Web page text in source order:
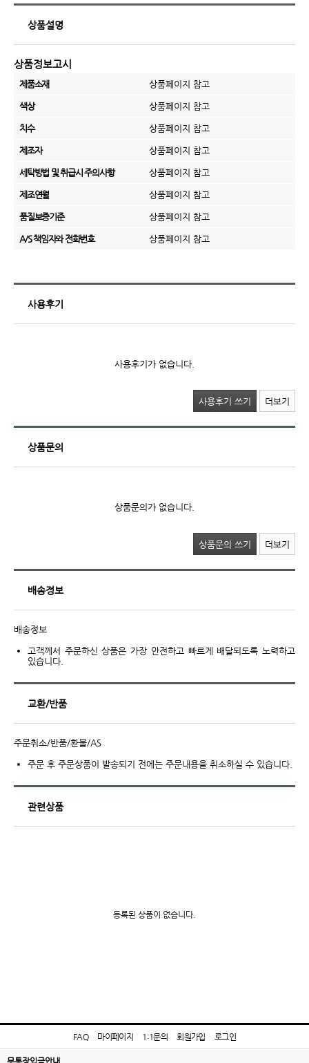
상품설명
상품정보고시
제품소재 상품페이지 참고
색상 상품페이지 참고
치수 상품페이지 참고
제조자 상품페이지 참고
세탁방법 및 취급시 주의사항 상품페이지 참고
제조연월 상품페이지 참고
품질보증기준 상품페이지 참고
A/S 책임자와 전화번호 상품페이지 참고
사용후기
사용후기가 없습니다.
사용후기 쓰기 더보기
상품문의
상품문의가 없습니다.
상품문의 쓰기 더보기
배송정보
배송정보
고객께서 주문하신 상품은 가장 안전하고 빠르게 배달되도록 노력하고
있습니다.
교환/반품
주문취소/반품/환불/AS
주문 후 주문상품이 발송되기 전에는 주문내용을 취소하실 수 있습니다.
관련상품
등록된 상품이 없습니다.
FAQ 마이페이지 1:1문의 회원가입 로그인